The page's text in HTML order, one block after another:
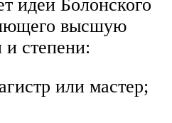
идеи Болонского
высшую
степени:
или мастер;